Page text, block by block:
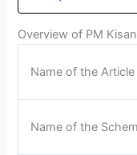
Overview of PM
Name of the Article
Name of the